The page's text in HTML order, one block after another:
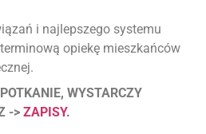
i najlepszego systemu
opiekę mieszkańców
WYSTARCZY
-> ZAPISY.